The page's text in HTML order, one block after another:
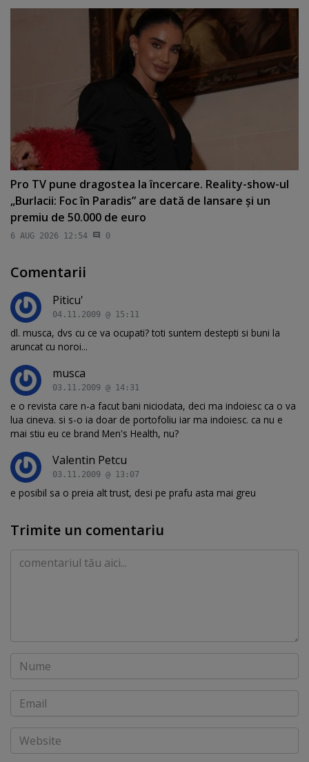
Pro TV pune dragostea la încercare. Reality-show-ul
„Burlacii: Foc în Paradis” are dată de lansare şi un
premiu de 50.000 de euro
6 AUG 2026 12:54 0
Comentarii
Piticu'
04.11.2009 @ 15:11
dl. musca, dvs cu ce va ocupati? toti suntem destepti si buni la
aruncat cu noroi...
musca
03.11.2009 @ 14:31
e o revista care n-a facut bani niciodata, deci ma indoiesc ca o va
lua cineva. si s-o ia doar de portofoliu iar ma indoiesc. ca nu e
mai stiu eu ce brand Men's Health, nu?
Valentin Petcu
03.11.2009 @ 13:07
e posibil sa o preia alt trust, desi pe prafu asta mai greu
Trimite un comentariu
Comentariu
Nume
Email
Website